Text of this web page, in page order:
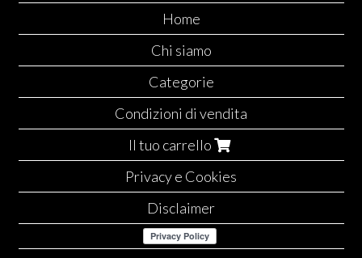
Home
Chi siamo
Categorie
Condizioni di vendita
Il tuo carrello
Privacy e Cookies
Disclaimer